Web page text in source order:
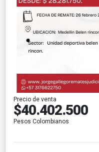
Precio de venta
$40.402.500
Pesos Colombianos